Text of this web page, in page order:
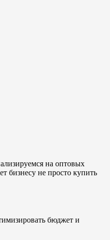
на оптовых
бизнесу не просто купить
бюджет и